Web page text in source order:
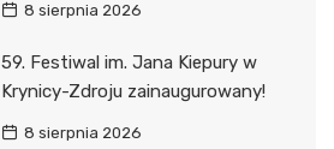
8 sierpnia 2026
59. Festiwal im. Jana Kiepury w
Krynicy-Zdroju zainaugurowany!
8 sierpnia 2026